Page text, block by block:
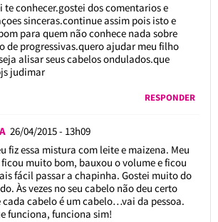
te conhecer.gostei dos comentarios e
sinceras.continue assim pois isto e
para quem não conhece nada sobre
de progressivas.quero ajudar meu filho
alisar seus cabelos ondulados.que
judimar
RESPONDER
26/04/2015 - 13h09
fiz essa mistura com leite e maizena. Meu
muito bom, bauxou o volume e ficou
fácil passar a chapinha. Gostei muito do
Às vezes no seu cabelo não deu certo
cada cabelo é um cabelo…vai da pessoa.
funciona, funciona sim!